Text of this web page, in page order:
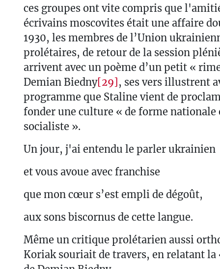
ces groupes ont vite compris que
écrivains moscovites était une affaire
1930, les membres de l’Union
prolétaires, de retour de la session
arrivent avec un poème d’un petit «
Demian Biedny[29], ses vers illustrent
programme que Staline vient de
fonder une culture « de forme nationale
socialiste ».
Un jour, j'ai entendu le parler ukrainien
et vous avoue avec franchise
que mon cœur s’est empli de dégoût,
aux sons biscornus de cette langue.
Même un critique prolétarien aussi
Koriak souriait de travers, en relatant la